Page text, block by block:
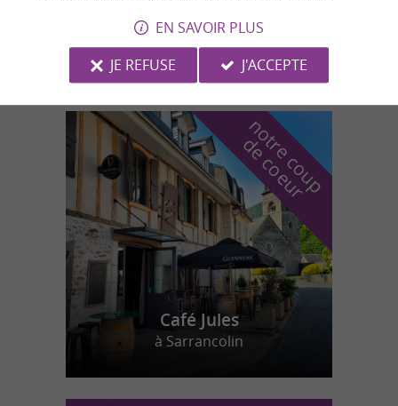
Here We Golf
n
o
t
r
e
c
o
u
p
d
e
c
o
e
u
r
Café Jules
à Sarrancolin
EN SAVOIR PLUS
JE REFUSE
J'ACCEPTE